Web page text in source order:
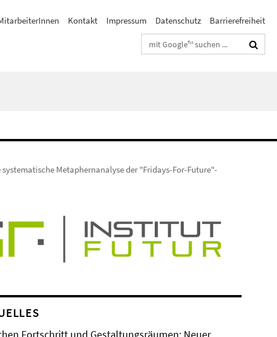
Kontakt Impressum Datenschutz
Barrierefreiheit
Suchbegriffe
Metaphernanalyse der "Fridays-For-Future"-